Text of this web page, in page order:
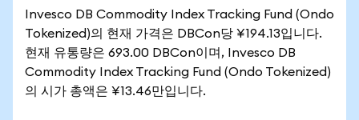
Invesco DB Commodity Index Tracking Fund (Ondo
Tokenized)의 현재 가격은 DBCon당 ¥194.13입니다.
현재 유통량은 693.00 DBCon이며, Invesco DB
Commodity Index Tracking Fund (Ondo Tokenized)
의 시가 총액은 ¥13.46만입니다.